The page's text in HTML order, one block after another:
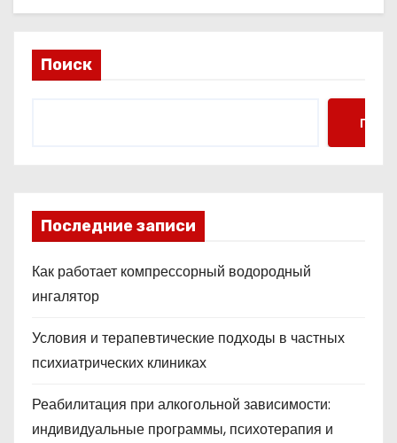
Поиск
Поиск
Последние записи
Как работает компрессорный водородный
ингалятор
Условия и терапевтические подходы в частных
психиатрических клиниках
Реабилитация при алкогольной зависимости:
индивидуальные программы, психотерапия и